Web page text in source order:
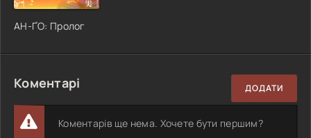
АН-ҐО: Пролог
Коментарі ДОДАТИ
Коментарів ще нема. Хочете бути першим?